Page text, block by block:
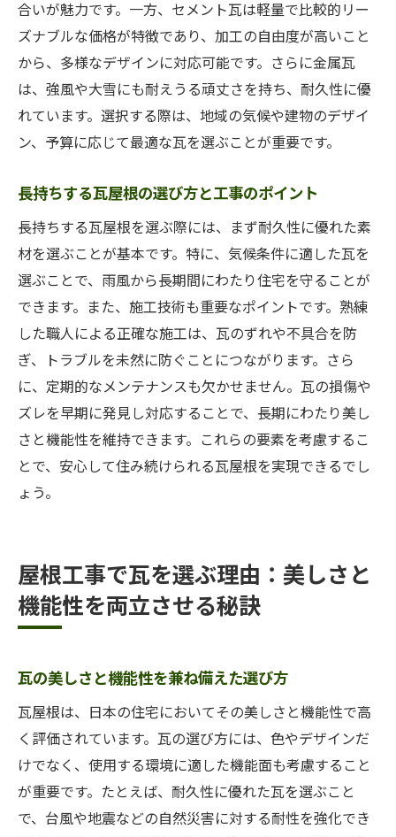
事のプロが解説
瓦屋根の経年変化に備えるメンテナンス
屋根工事後の経年変化を抑える方法
瓦屋根の状態を見極めるメンテナンスのタ
イミング
瓦屋根を長持ちさせるためのメンテナンス
技術
経年変化に対する適切な屋根工事の進め方
合いが魅力です。一方、セメント瓦は軽量で比較的リー
ズナブルな価格が特徴であり、加工の自由度が高いこと
から、多様なデザインに対応可能です。さらに金属瓦
は、強風や大雪にも耐えうる頑丈さを持ち、耐久性に優
れています。選択する際は、地域の気候や建物のデザイ
ン、予算に応じて最適な瓦を選ぶことが重要です。
長持ちする瓦屋根の選び方と工事のポイント
長持ちする瓦屋根を選ぶ際には、まず耐久性に優れた素
材を選ぶことが基本です。特に、気候条件に適した瓦を
選ぶことで、雨風から長期間にわたり住宅を守ることが
できます。また、施工技術も重要なポイントです。熟練
した職人による正確な施工は、瓦のずれや不具合を防
ぎ、トラブルを未然に防ぐことにつながります。さら
に、定期的なメンテナンスも欠かせません。瓦の損傷や
ズレを早期に発見し対応することで、長期にわたり美し
さと機能性を維持できます。これらの要素を考慮するこ
とで、安心して住み続けられる瓦屋根を実現できるでし
ょう。
屋根工事で瓦を選ぶ理由：美しさと
機能性を両立させる秘訣
瓦の美しさと機能性を兼ね備えた選び方
瓦屋根は、日本の住宅においてその美しさと機能性で高
く評価されています。瓦の選び方には、色やデザインだ
けでなく、使用する環境に適した機能面も考慮すること
が重要です。たとえば、耐久性に優れた瓦を選ぶこと
で、台風や地震などの自然災害に対する耐性を強化でき